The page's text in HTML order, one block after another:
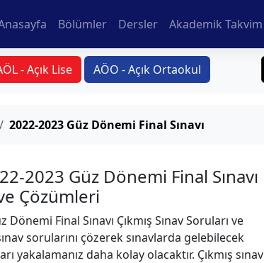
Bölümler Dersler Akademik Takvim
- Açık Lise AÖO - Açık Ortaokul
2022-2023 Güz Dönemi Final Sınavı
2023 Güz Dönemi Final Sınavı
Çözümleri
Final Sınavı Çıkmış Sınav Soruları ve
sorularını çözerek sınavlarda gelebilecek
yakalamanız daha kolay olacaktır. Çıkmış sınav